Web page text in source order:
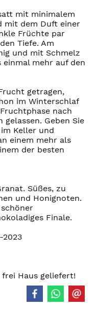
mit minimalem
mit dem Duft einer
Früchte par
Tiefe. Am
und mit Schmelz
mehr auf den
getragen,
im Winterschlaf
nach
Geben Sie
Keller und
einem mehr als
der besten
Süßes, zu
und Honignoten.
Finale.
2023
Haus geliefert!